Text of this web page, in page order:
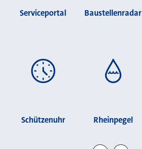
Serviceportal Baustellenradar
Schützenuhr Rheinpegel